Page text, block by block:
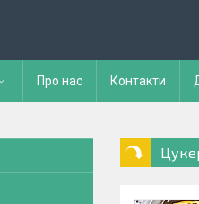
Про нас Контакти